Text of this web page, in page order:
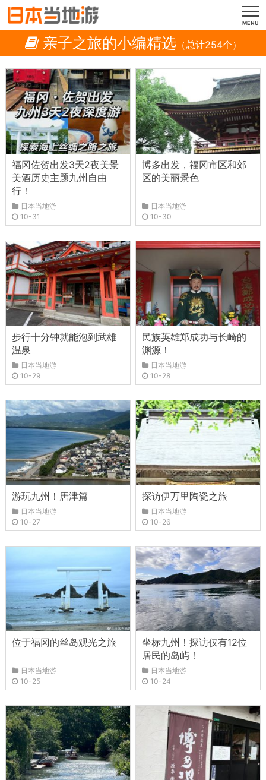
MENU
亲子之旅的小编精选（总计254个）
福冈佐贺出发3天2夜美景
美酒历史主题九州自由
行！
日本当地游
10-31
博多出发，福冈市区和郊
区的美丽景色
日本当地游
10-30
步行十分钟就能泡到武雄
温泉
日本当地游
10-29
民族英雄郑成功与长崎的
渊源！
日本当地游
10-28
游玩九州！唐津篇
日本当地游
10-27
探访伊万里陶瓷之旅
日本当地游
10-26
位于福冈的丝岛观光之旅
日本当地游
10-25
坐标九州！探访仅有12位
居民的岛屿！
日本当地游
10-24